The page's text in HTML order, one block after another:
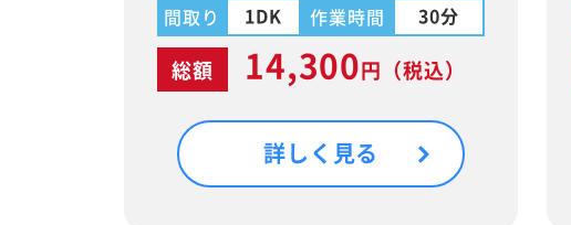
間取り 1DK 作業時間 30分
総額 14,300円 （税込）
詳しく見る